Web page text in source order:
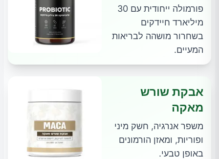
פורמולה ייחודית עם 30
מיליארד חיידקים
בשחרור מושהה לבריאות
המעיים.
אבקת שורש
מאקה
משפר אנרגיה, חשק מיני
ופוריות, ומאזן הורמונים
באופן טבעי.